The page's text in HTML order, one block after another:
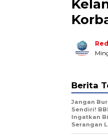
Berita
Jangan
Sendiri!
Ingatkan
Serangan